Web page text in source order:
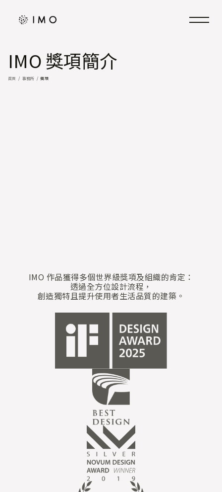
IMO 獎項簡介
首頁 事務所 獎項
IMO 作品獲得多個世界級獎項及組織的肯定：
透過全方位設計流程，
創造獨特且提升使用者生活品質的建築。